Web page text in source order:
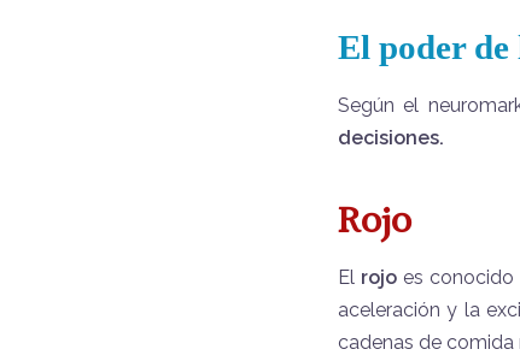
El poder de
Según el
decisiones.
Rojo
El rojoes conocido
aceleración y la
cadenas de